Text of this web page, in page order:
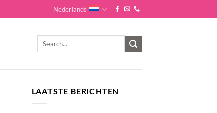
Nederlands
LAATSTE BERICHTEN